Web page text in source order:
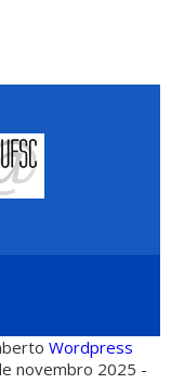
Wordpress
novembro 2025 -